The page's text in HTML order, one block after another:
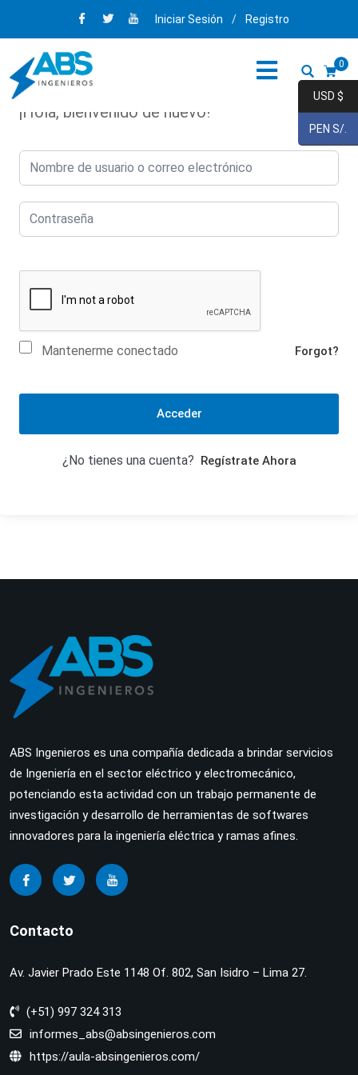
Iniciar Sesión / Registro
0
¡Hola, bienvenido de nuevo!
Mantenerme conectado Forgot?
Acceder
¿No tienes una cuenta? Regístrate Ahora
ABS Ingenieros es una compañía dedicada a brindar servicios
de Ingeniería en el sector eléctrico y electromecánico,
potenciando esta actividad con un trabajo permanente de
investigación y desarrollo de herramientas de softwares
innovadores para la ingeniería eléctrica y ramas afines.
Contacto
Av. Javier Prado Este 1148 Of. 802, San Isidro – Lima 27.
(+51) 997 324 313
informes_abs@absingenieros.com
https://aula-absingenieros.com/
USD $
PEN S/.